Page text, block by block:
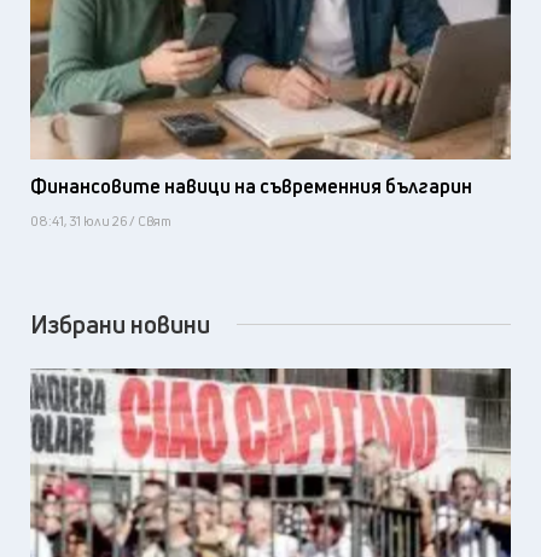
Финансовите навици на съвременния българин
08:41, 31 юли 26 / Свят
Избрани новини